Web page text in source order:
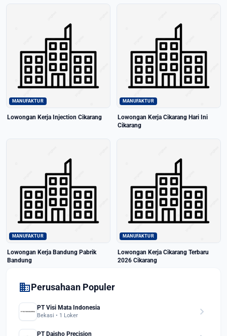
MANUFAKTUR
Lowongan Kerja Injection Cikarang
MANUFAKTUR
Lowongan Kerja Cikarang Hari Ini
Cikarang
MANUFAKTUR
Lowongan Kerja Bandung Pabrik
Bandung
MANUFAKTUR
Lowongan Kerja Cikarang Terbaru
2026 Cikarang
domainPerusahaan Populer
PT Visi Mata Indonesia
Bekasi • 1 Loker chevron_right
PT Daisho Precision